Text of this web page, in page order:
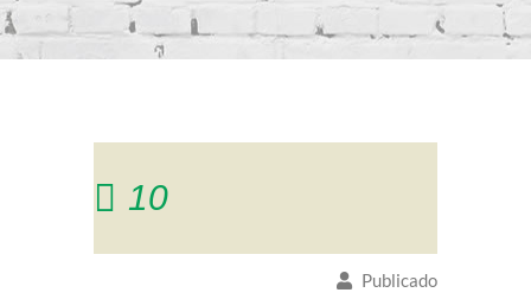
10
Publicado